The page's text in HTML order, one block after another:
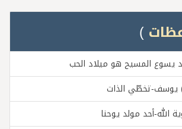
)
يسوع المسيح هو ميلاد الحب
يوسف-تخطّي الذات
الله-أحد مولد يوحنا